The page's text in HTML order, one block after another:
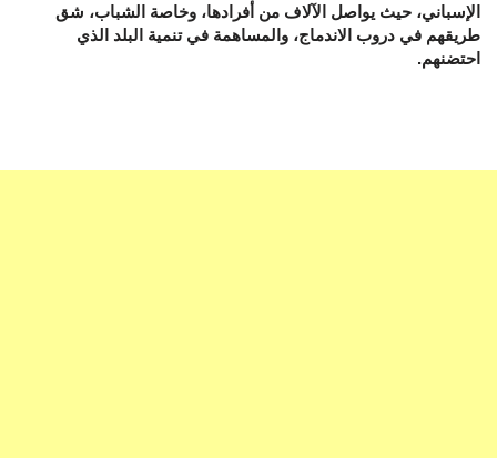
الإسباني، حيث يواصل الآلاف من أفرادها، وخاصة الشباب، شق
طريقهم في دروب الاندماج، والمساهمة في تنمية البلد الذي
احتضنهم.